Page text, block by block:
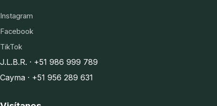
Instagram
Facebook
TikTok
J.L.B.R. · +51 986 999 789
Cayma · +51 956 289 631